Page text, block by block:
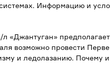
Информацию и
л «Джантуган»
возможно провести
и ледолазанию. Почему